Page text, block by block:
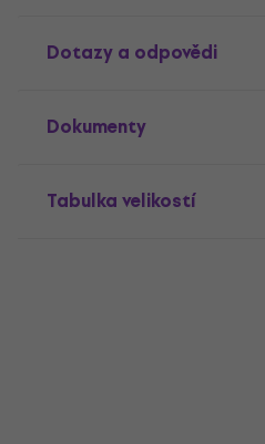
Dotazy a odpovědi
Dokumenty
Tabulka velikostí